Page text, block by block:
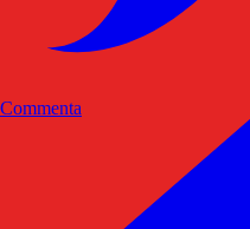
Commenta